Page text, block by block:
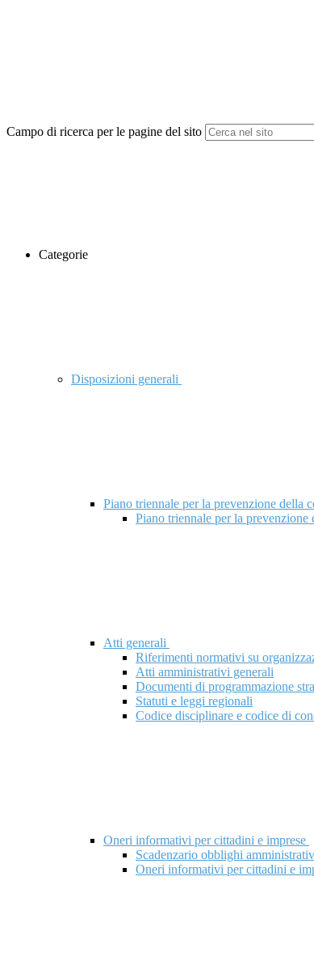
Campo di ricerca per le pagine del sito
Categorie
Disposizioni generali
Piano triennale per la prevenzione della
Piano triennale per la
Atti generali
Riferimenti normativi su
Atti amministrativi generali
Documenti di programmazione
Statuti e leggi regionali
Codice disciplinare e codice di
Oneri informativi per cittadini e imprese
Scadenzario obblighi
Oneri informativi per cittadini e